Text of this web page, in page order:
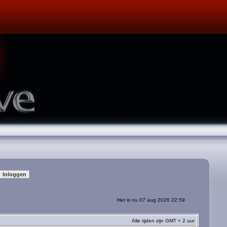
Het is nu 07 aug 2026 22:59
Alle tijden zijn GMT + 2 uur